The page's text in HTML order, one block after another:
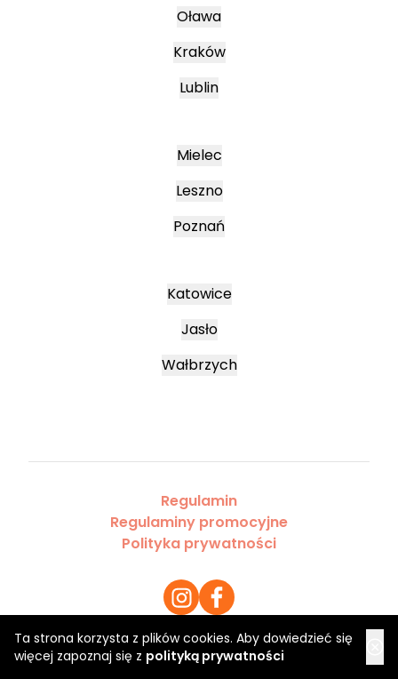
Ta strona korzysta z plików cookies. Aby dowiedzieć się
więcej zapoznaj się z polityką prywatności
Oława
Kraków
Lublin
Mielec
Leszno
Poznań
Katowice
Jasło
Wałbrzych
Regulamin
Regulaminy promocyjne
Polityka prywatności
Copyright 2026 Saloner Sp. z o.o.